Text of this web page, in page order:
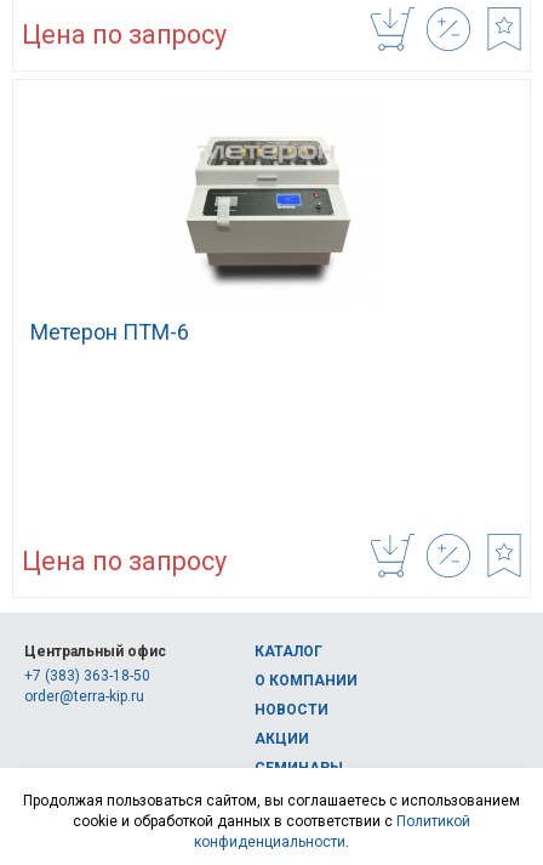
Цена по запросу
Метерон ПТМ-6
Цена по запросу
Центральный офис
+7 (383) 363-18-50
order@terra-kip.ru
КАТАЛОГ
О КОМПАНИИ
НОВОСТИ
АКЦИИ
СЕМИНАРЫ
КОНТАКТЫ
© 2026, Интернет-магазин измерительных приборов Терра Импэкс
Продолжая пользоваться сайтом, вы соглашаетесь с использованием
cookie и обработкой данных в соответствии с Политикой
конфиденциальности.